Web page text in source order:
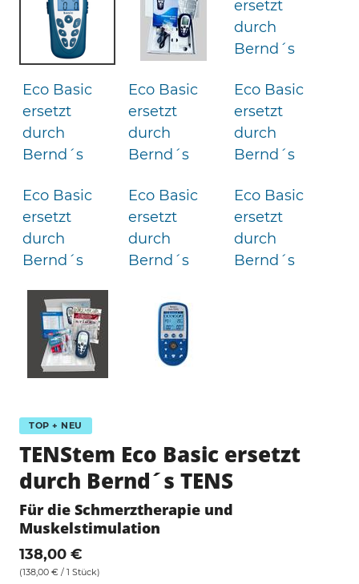
TOP + NEU
TENStem Eco Basic ersetzt
durch Bernd´s TENS
Für die Schmerztherapie und
Muskelstimulation
138,00 €
(138,00 € / 1 Stück)